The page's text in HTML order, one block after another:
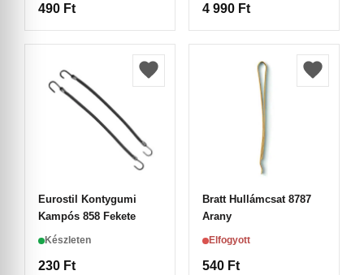
490 Ft 4 990 Ft
Eurostil Kontygumi
Kampós 858 Fekete
Készleten
230 Ft
Bratt Hullámcsat 8787
Arany
Elfogyott
540 Ft